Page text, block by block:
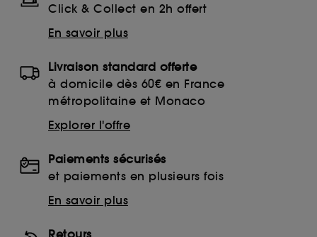
Click & Collect en 2h offert
En savoir plus
Livraison standard offerte
à domicile dès 60€ en France
métropolitaine et Monaco
Explorer l'offre
Paiements sécurisés
et paiements en plusieurs fois
En savoir plus
Retours